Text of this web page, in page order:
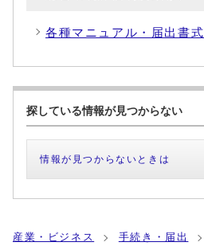
各種マニュアル・届出書式
探している情報が見つからない
情報が見つからないときは
産業・ビジネス 手続き・届出